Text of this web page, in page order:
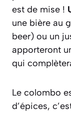
est de mise !
une bière au
beer) ou un
apporteront
qui
Le colombo
d’épices,